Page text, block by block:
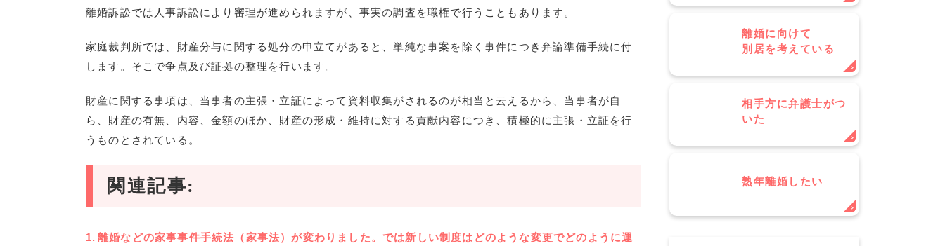
離婚訴訟では人事訴訟により審理が進められますが、事実の調査を職権で行うこともあります。
家庭裁判所では、財産分与に関する処分の申立てがあると、単純な事案を除く事件につき弁論準備手続に付
します。そこで争点及び証拠の整理を行います。
財産に関する事項は、当事者の主張・立証によって資料収集がされるのが相当と云えるから、当事者が自
ら、財産の有無、内容、金額のほか、財産の形成・維持に対する貢献内容につき、積極的に主張・立証を行
うものとされている。
関連記事:
離婚などの家事事件手続法（家事法）が変わりました。では新しい制度はどのような変更でどのように運
離婚に向けて
別居を考えている
相手方に弁護士がつ
いた
熟年離婚したい